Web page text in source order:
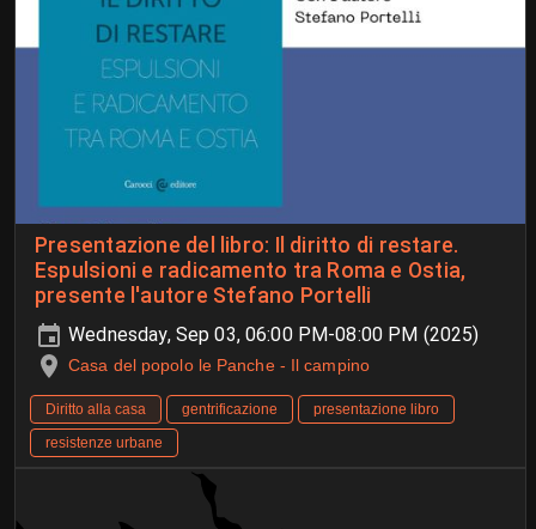
Presentazione del libro: Il diritto di restare.
Espulsioni e radicamento tra Roma e Ostia,
presente l'autore Stefano Portelli
Wednesday, Sep 03, 06:00 PM-08:00 PM (2025)
Casa del popolo le Panche - Il campino
Diritto alla casa gentrificazione
presentazione libro
resistenze urbane